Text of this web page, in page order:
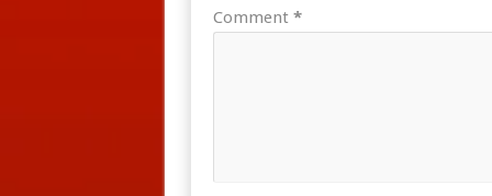
Comment *